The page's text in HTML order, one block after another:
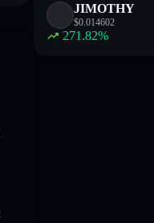
JIMOTHY
$0.014602
271.82%